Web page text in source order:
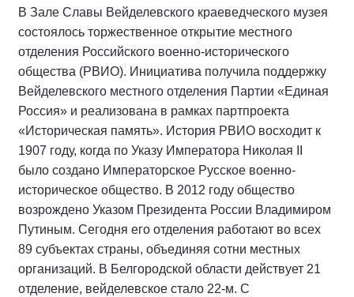
В Зале Славы Вейделевского краеведческого музея
состоялось торжественное открытие местного
отделения Российского военно-исторического
общества (РВИО). Инициатива получила поддержку
Вейделевского местного отделения Партии «Единая
Россия» и реализована в рамках партпроекта
«Историческая память». История РВИО восходит к
1907 году, когда по Указу Императора Николая II
было создано Императорское Русское военно-
историческое общество. В 2012 году общество
возрождено Указом Президента России Владимиром
Путиным. Сегодня его отделения работают во всех
89 субъектах страны, объединяя сотни местных
организаций. В Белгородской области действует 21
отделение, вейделевское стало 22-м. С